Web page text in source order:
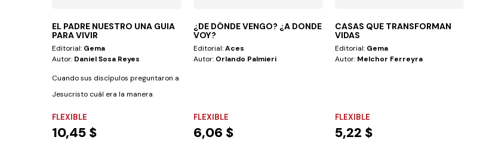
EL PADRE NUESTRO UNA GUIA
PARA VIVIR
Editorial: Gema
Autor: Daniel Sosa Reyes
Cuando sus discípulos preguntaron a
Jesucristo cuál era la manera
FLEXIBLE
10,45 $
¿DE DÓNDE VENGO? ¿A DONDE
VOY?
Editorial:Aces
Autor: Orlando Palmieri
FLEXIBLE
6,06 $
CASAS QUE TRANSFORMAN
VIDAS
Editorial: Gema
Autor: Melchor Ferreyra
FLEXIBLE
5,22 $